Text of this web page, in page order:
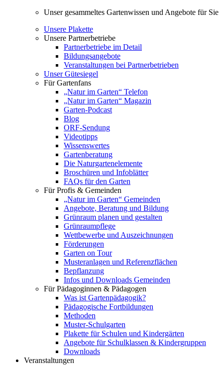
Unser gesammeltes Gartenwissen und Angebote für Sie
Unsere Plakette
Unsere Partnerbetriebe
Partnerbetriebe im Detail
Bildungsangebote
Veranstaltungen bei Partnerbetrieben
Unser Gütesiegel
Für Gartenfans
„Natur im Garten“ Telefon
„Natur im Garten“ Magazin
Garten-Podcast
Blog
ORF-Sendung
Videotipps
Wissenswertes
Gartenberatung
Die Naturgartenelemente
Broschüren und Infoblätter
FAQs für den Garten
Für Profis & Gemeinden
„Natur im Garten“ Gemeinden
Angebote, Beratung und Bildung
Grünraum planen und gestalten
Grünraumpflege
Wettbewerbe und Auszeichnungen
Förderungen
Garten on Tour
Musteranlagen und Referenzflächen
Bepflanzung
Infos und Downloads Gemeinden
Für Pädagoginnen & Pädagogen
Was ist Gartenpädagogik?
Pädagogische Fortbildungen
Methoden
Muster-Schulgarten
Plakette für Schulen und Kindergärten
Angebote für Schulklassen & Kindergruppen
Downloads
Veranstaltungen